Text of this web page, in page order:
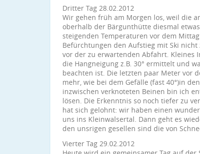
Dritter Tag 28.02.2012
Wir gehen früh am Morgen los, weil die
oberhalb der Bärgunthütte diesmal
steigenden Temperaturen vor dem
Befürchtungen den Aufstieg mit Ski
vor der zu erwartenden Abfahrt. Kleines
die Hangneigung z.B. 30° ermittelt und
beachten ist. Die letzten paar Meter vor
mehr, wie bei dem Gefälle (fast 40°)in
inzwischen verknoteten Beinen bin ich
lösen. Die Erkenntnis so noch tiefer zu
hat sich gelohnt: wir haben einen
uns ins Kleinwalsertal. Dann geht es
den unsrigen gesellen sind die von
Vierter Tag 29.02.2012